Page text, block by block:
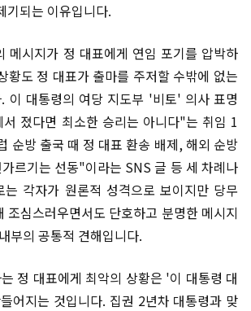
기되는 이유입니다.
메시지가 정 대표에게 연임 포기를 압박하
황도 정 대표가 출마를 주저할 수밖에 없는
이 대통령의 여당 지도부 '비토' 의사 표명
졌다면 최소한 승리는 아니다"는 취임 1
순방 출국 때 정 대표 환송 배제, 해외 순방
르기는 선동"이라는 SNS 글 등 세 차례나
는 각자가 원론적 성격으로 보이지만 당무
조심스러우면서도 단호하고 분명한 메시지
부의 공통적 견해입니다.
정 대표에게 최악의 상황은 '이 대통령 대
어지는 것입니다. 집권 2년차 대통령과 맞